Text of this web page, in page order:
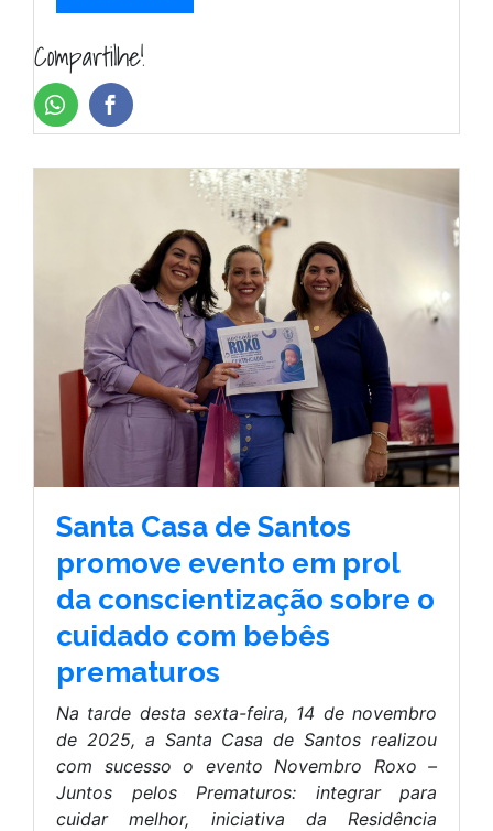
Compartilhe!
Santa Casa de Santos
promove evento em prol
da conscientização sobre o
cuidado com bebês
prematuros
Na tarde desta sexta-feira, 14 de novembro
de 2025, a Santa Casa de Santos realizou
com sucesso o evento Novembro Roxo –
Juntos pelos Prematuros: integrar para
cuidar melhor, iniciativa da Residência